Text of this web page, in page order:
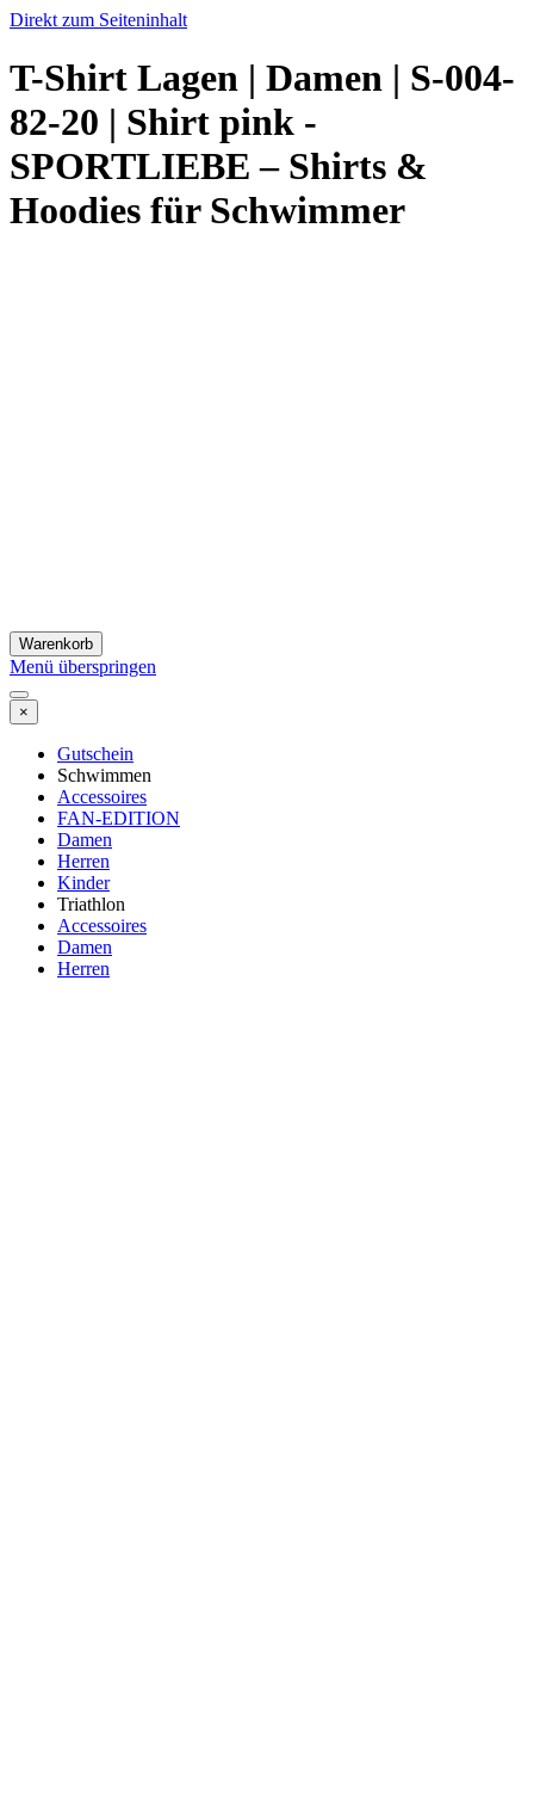
Direkt zum Seiteninhalt
T-Shirt Lagen | Damen | S-004-
82-20 | Shirt pink -
SPORTLIEBE – Shirts &
Hoodies für Schwimmer
Warenkorb
Menü überspringen
×
Gutschein
Schwimmen
Accessoires
FAN-EDITION
Damen
Herren
Kinder
Triathlon
Accessoires
Damen
Herren